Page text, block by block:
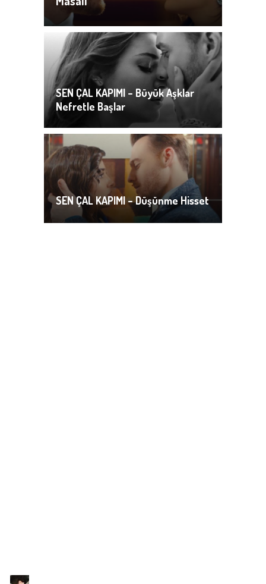
SEN ÇAL KAPIMI – Büyük Aşklar
Nefretle Başlar
SEN ÇAL KAPIMI – Düşünme Hisset